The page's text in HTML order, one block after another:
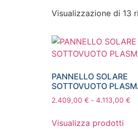
Visualizzazione di 13
PANNELLO SOLARE
SOTTOVUOTO
2.409,00 € - 4.113,00 €
Visualizza prodotti